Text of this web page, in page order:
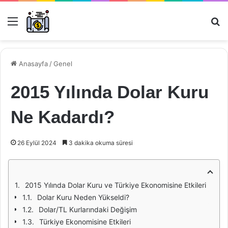
Menü
Anasayfa /Genel
2015 Yılında Dolar Kuru
Ne Kadardı?
26 Eylül 2024 3 dakika okuma süresi
2015 Yılında Dolar Kuru ve Türkiye Ekonomisine Etkileri
Dolar Kuru Neden Yükseldi?
Dolar/TL Kurlarındaki Değişim
Türkiye Ekonomisine Etkileri